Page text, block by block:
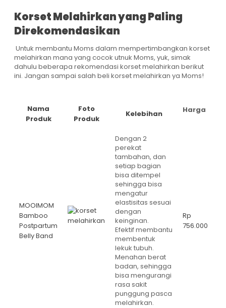
Korset Melahirkan yang Paling
Direkomendasikan
Untuk membantu Moms dalam mempertimbangkan korset
melahirkan mana yang cocok utnuk Moms, yuk, simak
dahulu beberapa rekomendasi korset melahirkan berikut
ini. Jangan sampai salah beli korset melahirkan ya Moms!
Nama
Produk
Foto
Produk
Kelebihan Harga
MOOIMOM
Bamboo
Postpartum
Belly Band
Dengan 2
perekat
tambahan, dan
setiap bagian
bisa ditempel
sehingga bisa
mengatur
elastisitas sesuai
dengan
keinginan.
Efektif membantu
membentuk
lekuk tubuh.
Menahan berat
badan, sehingga
bisa mengurangi
rasa sakit
punggung pasca
melahirkan.
Rp
756.000